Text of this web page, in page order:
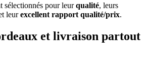
sélectionnés pour leurqualité, leurs
leurexcellent rapport qualité/prix.
et livraison partout